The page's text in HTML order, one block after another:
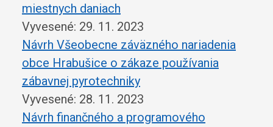
miestnych daniach
Vyvesené: 29. 11. 2023
Návrh Všeobecne záväzného nariadenia
obce Hrabušice o zákaze používania
zábavnej pyrotechniky
Vyvesené: 28. 11. 2023
Návrh finančného a programového